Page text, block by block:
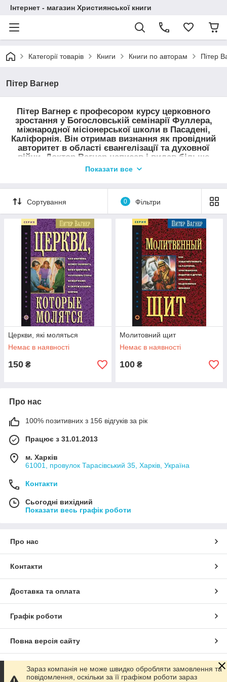
Інтернет - магазин Християнської книги
Категорії товарів Книги Книги по авторам Пітер
Пітер Вагнер
Пітер Вагнер є професором курсу церковного
зростання у Богословській семінарії Фуллера,
міжнародної місіонерської школи в Пасадені,
Каліфорнія. Він отримав визнання як провідний
авторитет в області євангелізації та духовної
війни. Доктор Вагнер написав і видав більше
тридцяти книг, в тому числі «Войовничу
Показати все
Сортування 0 Фільтри
Церкви, які моляться
Немає в наявності
150 ₴
Молитовний щит
Немає в наявності
100 ₴
Про нас
100% позитивних з 156 відгуків за рік
Працює з 31.01.2013
м. Харків
61001, провулок Тарасівський 35, Харків, Україна
Контакти
Сьогодні вихідний
Показати весь графік роботи
Про нас
Контакти
Доставка та оплата
Графік роботи
Повна версія сайту
Сайт створено на маркетплейсі Prom.ua
Зараз компанія не може швидко обробляти замовлення та
повідомлення, оскільки за її графіком роботи зараз